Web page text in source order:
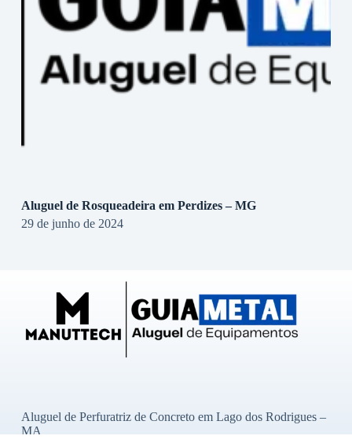
Aluguel de Rosqueadeira em Perdizes – MG
29 de junho de 2024
Aluguel de Perfuratriz de Concreto em Lago dos Rodrigues –
MA